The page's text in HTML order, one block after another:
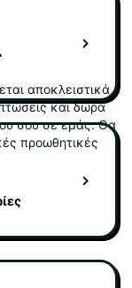
αποκλειστικά
και δώρα
σου σε εμάς. Θα
προωθητικές